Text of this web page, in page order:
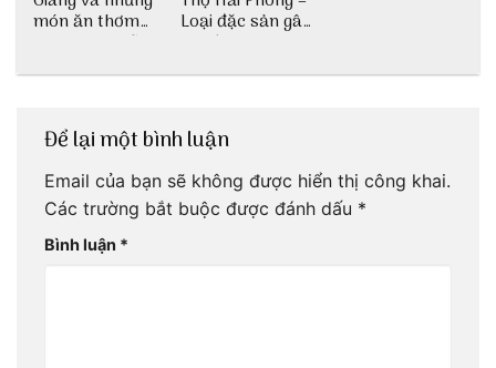
món ăn thơm
ngon khó cưỡng
Loại đặc sản gây
nghiện
Để lại một bình luận
Email của bạn sẽ không được hiển thị công khai.
Các trường bắt buộc được đánh dấu *
Bình luận *